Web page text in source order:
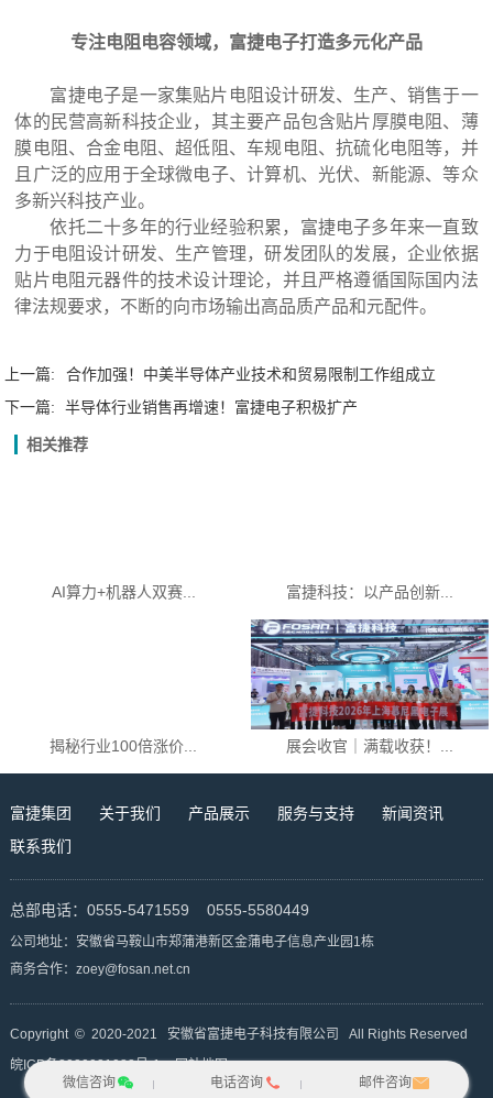
专注电阻电容领域，富捷电子打造多元化产品
富捷电子是一家集贴片电阻设计研发、生产、销售于一
体的民营高新科技企业，其主要产品包含贴片厚膜电阻、薄
膜电阻、合金电阻、超低阻、车规电阻、抗硫化电阻等，并
且广泛的应用于全球微电子、计算机、光伏、新能源、等众
多新兴科技产业。
依托二十多年的行业经验积累，富捷电子多年来一直致
力于电阻设计研发、生产管理，研发团队的发展，企业依据
贴片电阻元器件的技术设计理论，并且严格遵循国际国内法
律法规要求，不断的向市场输出高品质产品和元配件。
上一篇:
合作加强！中美半导体产业技术和贸易限制工作组成立
下一篇:
半导体行业销售再增速！富捷电子积极扩产
相关推荐
AI算力+机器人双赛... 富捷科技：以产品创新...
揭秘行业100倍涨价... 展会收官｜满载收获！...
富捷集团 关于我们 产品展示 服务与支持
新闻资讯
联系我们
总部电话：0555-5471559 0555-5580449
公司地址：安徽省马鞍山市郑蒲港新区金蒲电子信息产业园1栋
商务合作：zoey@fosan.net.cn
Copyright © 2020-2021 安徽省富捷电子科技有限公司 All Rights Reserved
皖ICP备2020021082号-1
网站地图
微信咨询
电话咨询 邮件咨询